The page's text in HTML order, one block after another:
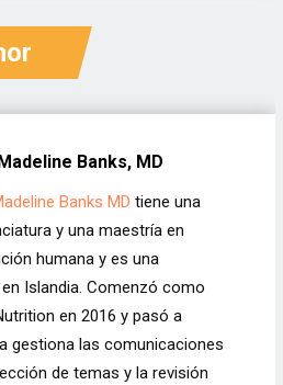
Banks, MD
Banks MD tiene una
y una maestría en
humana y es una
Islandia. Comenzó como
en 2016 y pasó a
gestiona las comunicaciones
de temas y la revisión